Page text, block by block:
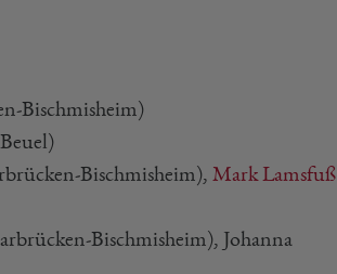
Bischmisheim)
Bischmisheim), Mark Lamsfuß
Bischmisheim), Johanna